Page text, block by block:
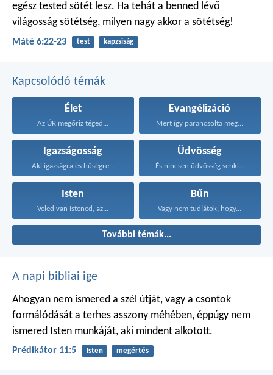
egész tested sötét lesz. Ha tehát a benned lévő
világosság sötétség, milyen nagy akkor a sötétség!
Máté 6:22-23 test kapzsiság
Kapcsolódó témák
Élet
Az ÚR megőriz téged...
Evangélizáció
Mert így parancsolta meg...
Igazságosság
Aki igazságra és hűségre...
Üdvösség
És nincsen üdvösség senki...
Isten
Veled van Istened, az...
Bűn
Vagy nem tudjátok, hogy...
További témák...
A napi bibliai ige
Ahogyan nem ismered a szél útját, vagy a csontok
formálódását a terhes asszony méhében, éppúgy nem
ismered Isten munkáját, aki mindent alkotott.
Prédikátor 11:5 Isten megértés